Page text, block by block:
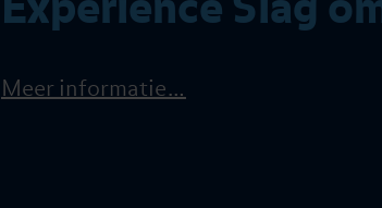
Experience Slag
Meer informatie…